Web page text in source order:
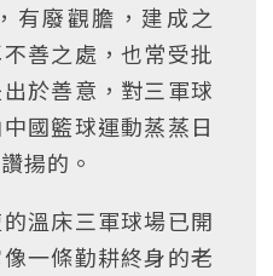
有廢觀膽，建成之
善之處，也常受批
於善意，對三軍球
國籃球運動蒸蒸日
揚的。
溫床三軍球場已開
一條勤耕終身的老